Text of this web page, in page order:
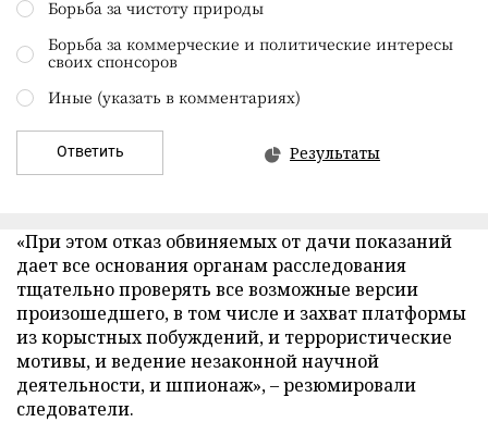
Борьба за чистоту природы
Борьба за коммерческие и политические интересы
своих спонсоров
Иные (указать в комментариях)
Ответить Результаты
«При этом отказ обвиняемых от дачи показаний
дает все основания органам расследования
тщательно проверять все возможные версии
произошедшего, в том числе и захват платформы
из корыстных побуждений, и террористические
мотивы, и ведение незаконной научной
деятельности, и шпионаж», – резюмировали
следователи.